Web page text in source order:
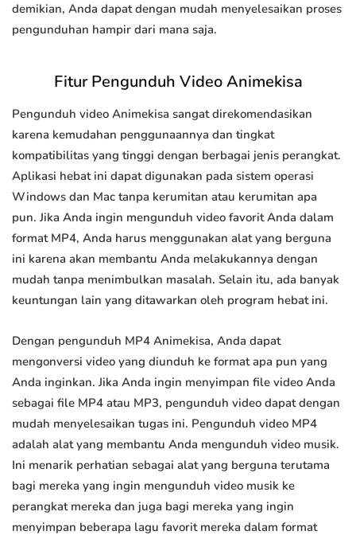
demikian, Anda dapat dengan mudah menyelesaikan proses
pengunduhan hampir dari mana saja.
Fitur Pengunduh Video Animekisa
Pengunduh video Animekisa sangat direkomendasikan
karena kemudahan penggunaannya dan tingkat
kompatibilitas yang tinggi dengan berbagai jenis perangkat.
Aplikasi hebat ini dapat digunakan pada sistem operasi
Windows dan Mac tanpa kerumitan atau kerumitan apa
pun. Jika Anda ingin mengunduh video favorit Anda dalam
format MP4, Anda harus menggunakan alat yang berguna
ini karena akan membantu Anda melakukannya dengan
mudah tanpa menimbulkan masalah. Selain itu, ada banyak
keuntungan lain yang ditawarkan oleh program hebat ini.
Dengan pengunduh MP4 Animekisa, Anda dapat
mengonversi video yang diunduh ke format apa pun yang
Anda inginkan. Jika Anda ingin menyimpan file video Anda
sebagai file MP4 atau MP3, pengunduh video dapat dengan
mudah menyelesaikan tugas ini. Pengunduh video MP4
adalah alat yang membantu Anda mengunduh video musik.
Ini menarik perhatian sebagai alat yang berguna terutama
bagi mereka yang ingin mengunduh video musik ke
perangkat mereka dan juga bagi mereka yang ingin
menyimpan beberapa lagu favorit mereka dalam format